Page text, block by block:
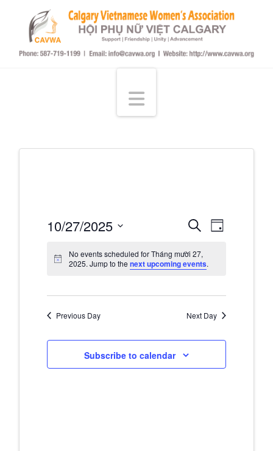
Hội
tại
Calgary
Navigation
Events
and
Views
Search
Day
10/27/2025
date.
No events scheduled for Tháng mười 27,
2025. Jump to the next upcoming events.
Previous Day Next Day
Subscribe to calendar